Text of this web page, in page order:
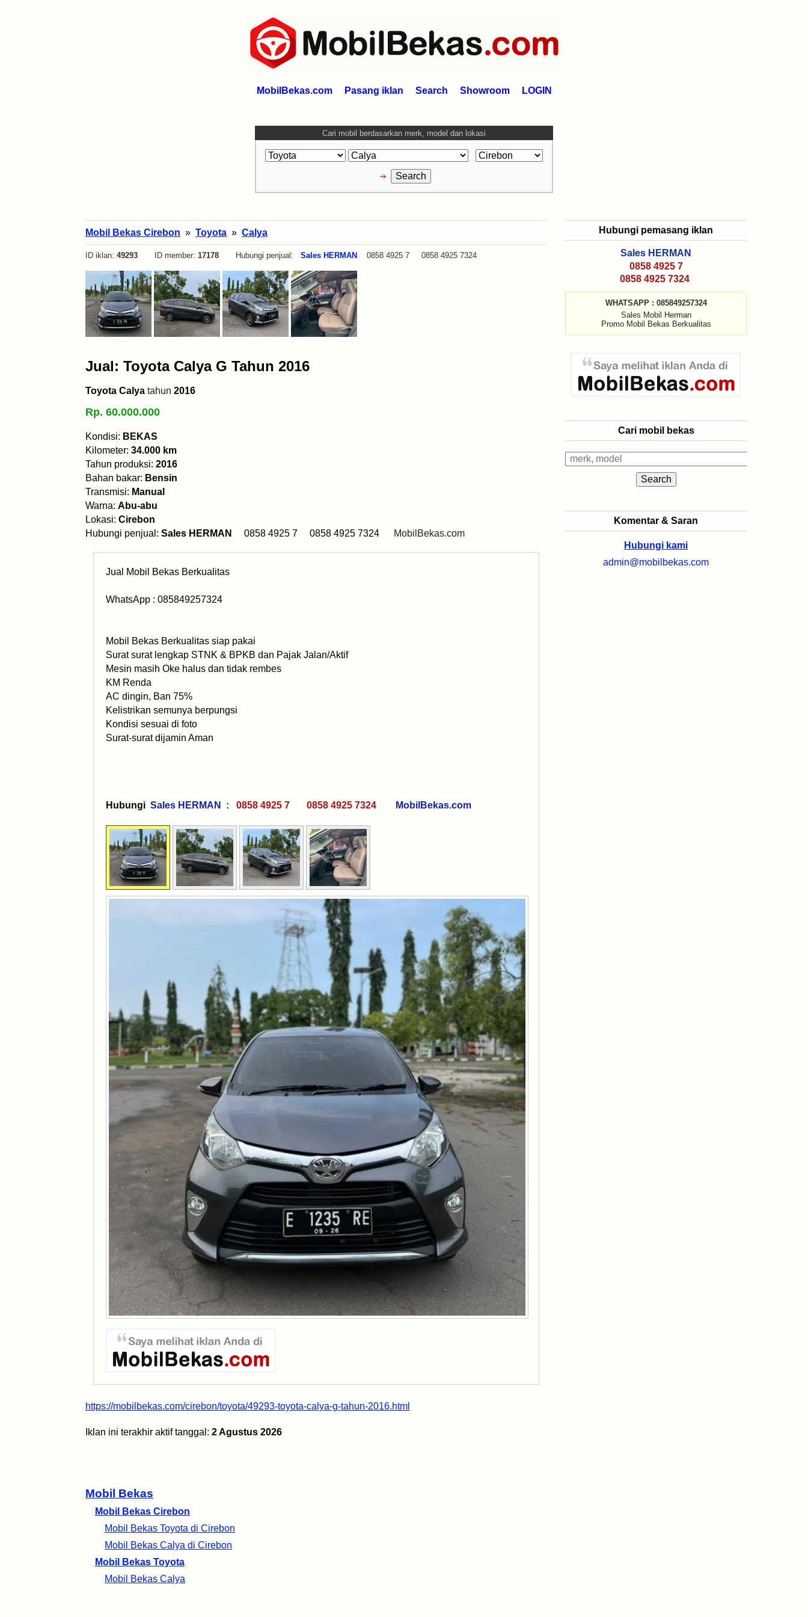
MobilBekas.com Pasang iklan Search Showroom LOGIN
Cari mobil berdasarkan merk, model dan lokasi
Mobil Bekas
Mobil Bekas Cirebon
Mobil Bekas Toyota di Cirebon
Mobil Bekas Calya di Cirebon
Mobil Bekas Toyota
Mobil Bekas Calya
Mobil Bekas Cirebon » Toyota » Calya
ID iklan: 49293 ID member: 17178 Hubungi penjual: Sales HERMAN 0858 4925 7 0858 4925 7324
Jual: Toyota Calya G Tahun 2016
Toyota Calya tahun 2016
Rp. 60.000.000
Kondisi: BEKAS
Kilometer: 34.000 km
Tahun produksi: 2016
Bahan bakar: Bensin
Transmisi: Manual
Warna: Abu-abu
Lokasi: Cirebon
Hubungi penjual: Sales HERMAN 0858 4925 7 0858 4925 7324 MobilBekas.com
Jual Mobil Bekas Berkualitas
WhatsApp : 085849257324
Mobil Bekas Berkualitas siap pakai
Surat surat lengkap STNK & BPKB dan Pajak Jalan/Aktif
Mesin masih Oke halus dan tidak rembes
KM Renda
AC dingin, Ban 75%
Kelistrikan semunya berpungsi
Kondisi sesuai di foto
Surat-surat dijamin Aman
Hubungi Sales HERMAN : 0858 4925 7 0858 4925 7324 MobilBekas.com
https://mobilbekas.com/cirebon/toyota/49293-toyota-calya-g-tahun-2016.html
Iklan ini terakhir aktif tanggal: 2 Agustus 2026
Hubungi pemasang iklan
Sales HERMAN
0858 4925 7
0858 4925 7324
WHATSAPP : 085849257324
Sales Mobil Herman
Promo Mobil Bekas Berkualitas
Cari mobil bekas
Komentar & Saran
Hubungi kami
admin@mobilbekas.com